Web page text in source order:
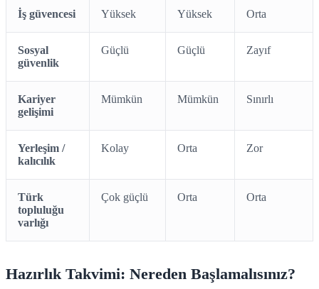
İş güvencesi Yüksek Yüksek Orta
Sosyal
güvenlik
Güçlü Güçlü Zayıf
Kariyer
gelişimi
Mümkün Mümkün Sınırlı
Yerleşim /
kalıcılık
Kolay Orta Zor
Türk
topluluğu
varlığı
Çok güçlü Orta Orta
Hazırlık Takvimi: Nereden Başlamalısınız?